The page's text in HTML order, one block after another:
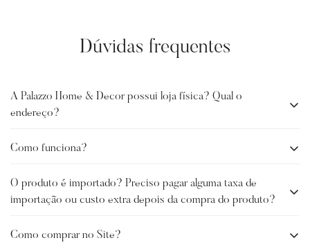
Dúvidas frequentes
A Palazzo Home & Decor possui loja física? Qual o
endereço?
A Palazzo Home Decor não possui loja física no momento. O
Balneário Camboriú-SC.
Como funciona?
A Palazzo é uma intermediária que faz a seleção e curadoria
de peças de diversos fornecedores (nacionais e
envio é feito direto do fornecedor para o cliente. No grupo
O produto é importado? Preciso pagar alguma taxa de
importação ou custo extra depois da compra do produto?
Sim, trabalhamos com produtos importados, e com produtos
Como comprar no Site?